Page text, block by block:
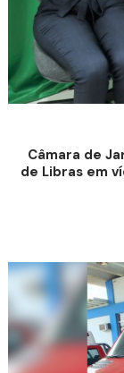
Câmara de
de Libras em